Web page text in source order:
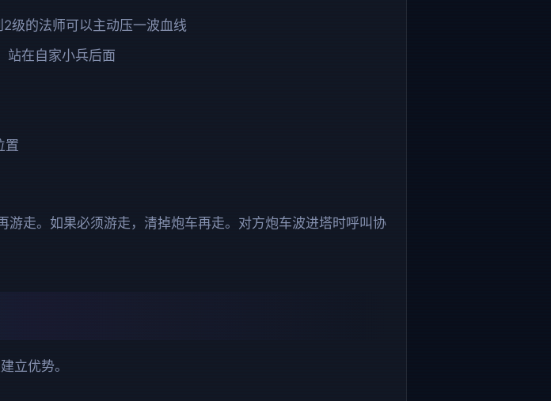
级的法师可以主动压一波血线
站在自家小兵后面
置
走。如果必须游走，清掉炮车再走。对方炮车波进塔时呼叫协
立优势。